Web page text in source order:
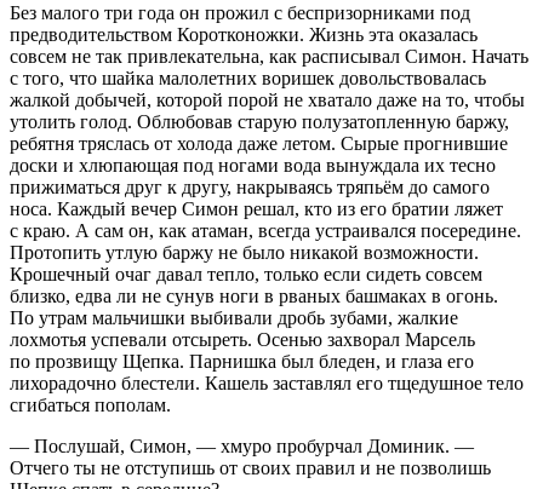
Без малого три года он прожил с беспризорниками под
предводительством Коротконожки. Жизнь эта оказалась
совсем не так привлекательна, как расписывал Симон. Начать
с того, что шайка малолетних воришек довольствовалась
жалкой добычей, которой порой не хватало даже на то, чтобы
утолить голод. Облюбовав старую полузатопленную баржу,
ребятня тряслась от холода даже летом. Сырые прогнившие
доски и хлюпающая под ногами вода вынуждала их тесно
прижиматься друг к другу, накрываясь тряпьём до самого
носа. Каждый вечер Симон решал, кто из его братии ляжет
с краю. А сам он, как атаман, всегда устраивался посередине.
Протопить утлую баржу не было никакой возможности.
Крошечный очаг давал тепло, только если сидеть совсем
близко, едва ли не сунув ноги в рваных башмаках в огонь.
По утрам мальчишки выбивали дробь зубами, жалкие
лохмотья успевали отсыреть. Осенью захворал Марсель
по прозвищу Щепка. Парнишка был бледен, и глаза его
лихорадочно блестели. Кашель заставлял его тщедушное тело
сгибаться пополам.
— Послушай, Симон, — хмуро пробурчал Доминик. —
Отчего ты не отступишь от своих правил и не позволишь